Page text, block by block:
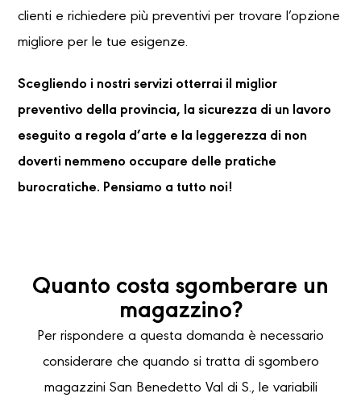
clienti e richiedere più preventivi per trovare l’opzione
migliore per le tue esigenze.
Scegliendo i nostri servizi otterrai il miglior
preventivo della provincia, la sicurezza di un lavoro
eseguito a regola d’arte e la leggerezza di non
doverti nemmeno occupare delle pratiche
burocratiche. Pensiamo a tutto noi!
Quanto costa sgomberare un
magazzino?
Per rispondere a questa domanda è necessario
considerare che quando si tratta di sgombero
magazzini San Benedetto Val di S., le variabili